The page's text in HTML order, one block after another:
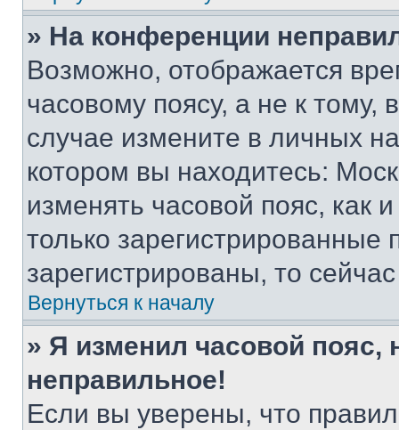
» На конференции
Возможно, отображается
часовому поясу, а не к тому,
случае измените в личных
котором вы находитесь:
изменять часовой пояс, как
только
зарегистрированы, то
Вернуться к началу
» Я изменил часовой пояс,
неправильное!
Если вы уверены, что